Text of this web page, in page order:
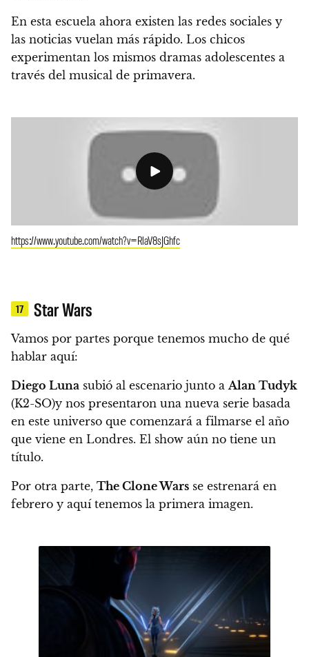
En esta escuela ahora existen las redes sociales y
las noticias vuelan más rápido. Los chicos
experimentan los mismos dramas adolescentes a
través del musical de primavera.
https://www.youtube.com/watch?v=RlaV8sJGhfc
17 Star Wars
Vamos por partes porque tenemos mucho de qué
hablar aquí:
Diego Luna subió al escenario junto a Alan Tudyk
(K2-SO)y nos presentaron una nueva serie basada
en este universo que comenzará a filmarse el año
que viene en Londres. El show aún no tiene un
título.
Por otra parte, The Clone Wars se estrenará en
febrero y aquí tenemos la primera imagen.